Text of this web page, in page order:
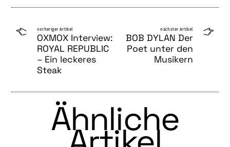
vorheriger Artikel
OXMOX Interview:
ROYAL REPUBLIC
– Ein leckeres
Steak
nächster Artikel
BOB DYLAN Der
Poet unter den
Musikern
Ähnliche